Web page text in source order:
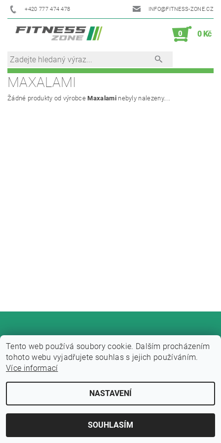
+420 777 474 478 INFO@FITNESS-ZONE.CZ
0 0 Kč
MAXALAMI
Žádné produkty od výrobceMaxalaminebyly nalezeny....
2026 © Fitness zone, všechna práva vyhrazenaUpravit nastavení cookies
Tento web používá soubory cookie. Dalším procházením
tohoto webu vyjadřujete souhlas s jejich používáním.
Více informací
NASTAVENÍ
SOUHLASÍM